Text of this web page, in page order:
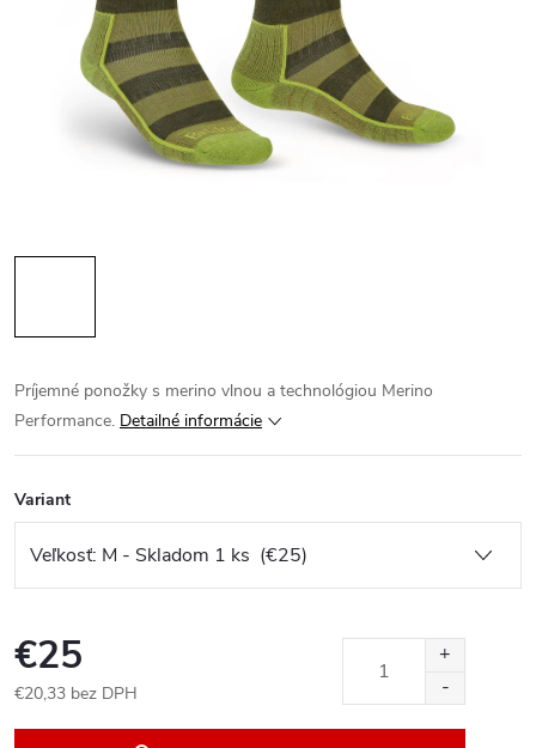
Príjemné ponožky s merino vlnou a technológiou Merino
Performance. Detailné informácie
Variant
€25
€20,33 bez DPH